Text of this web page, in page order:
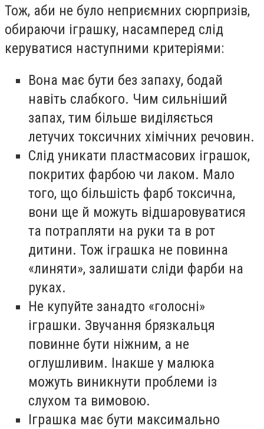
Тож, аби не було неприємних сюрпризів,
обираючи іграшку, насамперед слід
керуватися наступними критеріями:
Вона має бути без запаху, бодай
навіть слабкого. Чим сильніший
запах, тим більше виділяється
летучих токсичних хімічних речовин.
Слід уникати пластмасових іграшок,
покритих фарбою чи лаком. Мало
того, що більшість фарб токсична,
вони ще й можуть відшаровуватися
та потрапляти на руки та в рот
дитини. Тож іграшка не повинна
«линяти», залишати сліди фарби на
руках.
Не купуйте занадто «голосні»
іграшки. Звучання брязкальця
повинне бути ніжним, а не
оглушливим. Інакше у малюка
можуть виникнути проблеми із
слухом та вимовою.
Іграшка має бути максимально